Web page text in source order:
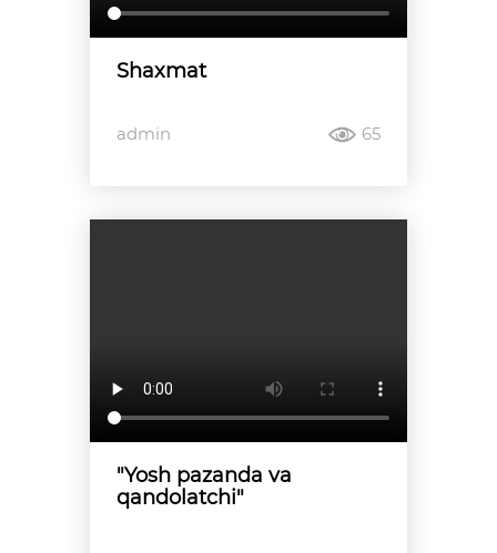
Shaxmat
admin 65
"Yosh pazanda va
qandolatchi"